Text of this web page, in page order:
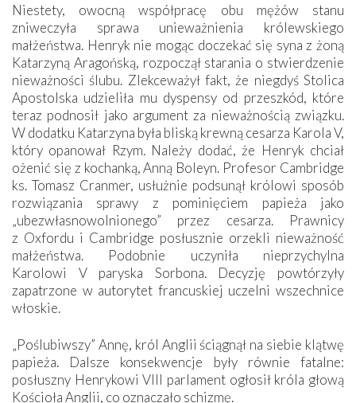
Niestety, owocną współpracę obu mężów stanu
zniweczyła sprawa unieważnienia królewskiego
małżeństwa. Henryk nie mogąc doczekać się syna z żoną
Katarzyną Aragońską, rozpoczął starania o stwierdzenie
nieważności ślubu. Zlekceważył fakt, że niegdyś Stolica
Apostolska udzieliła mu dyspensy od przeszkód, które
teraz podnosił jako argument za nieważnością związku.
W dodatku Katarzyna była bliską krewną cesarza Karola V,
który opanował Rzym. Należy dodać, że Henryk chciał
ożenić się z kochanką, Anną Boleyn. Profesor Cambridge
ks. Tomasz Cranmer, usłużnie podsunął królowi sposób
rozwiązania sprawy z pominięciem papieża jako
„ubezwłasnowolnionego” przez cesarza. Prawnicy
z Oxfordu i Cambridge posłusznie orzekli nieważność
małżeństwa. Podobnie uczyniła nieprzychylna
Karolowi V paryska Sorbona. Decyzję powtórzyły
zapatrzone w autorytet francuskiej uczelni wszechnice
włoskie.
„Poślubiwszy” Annę, król Anglii ściągnął na siebie klątwę
papieża. Dalsze konsekwencje były równie fatalne:
posłuszny Henrykowi VIII parlament ogłosił króla głową
Kościoła Anglii, co oznaczało schizmę.